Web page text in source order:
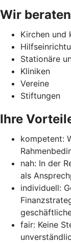
Wir beraten
Kirchen und
Stationäre
Kliniken
Vereine
Stiftungen
Ihre
kompetent:
nah: In der
als
individuell:
fair: Keine